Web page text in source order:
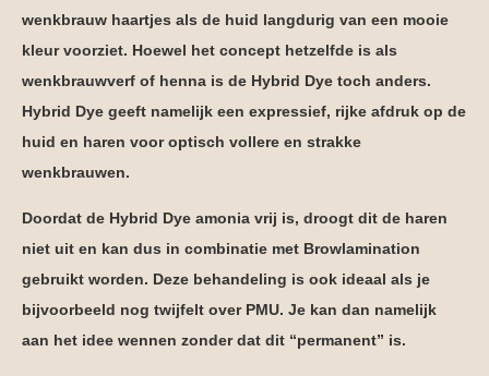
wenkbrauw haartjes als de huid langdurig van een mooie
kleur voorziet. Hoewel het concept hetzelfde is als
wenkbrauwverf of henna is de Hybrid Dye toch anders.
Hybrid Dye geeft namelijk een expressief, rijke afdruk op de
huid en haren voor optisch vollere en strakke
wenkbrauwen.
Doordat de Hybrid Dye amonia vrij is, droogt dit de haren
niet uit en kan dus in combinatie met Browlamination
gebruikt worden. Deze behandeling is ook ideaal als je
bijvoorbeeld nog twijfelt over PMU. Je kan dan namelijk
aan het idee wennen zonder dat dit “permanent” is.